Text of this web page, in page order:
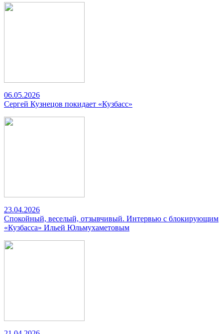
06.05.2026
Сергей Кузнецов покидает «Кузбасс»
23.04.2026
Спокойный, веселый, отзывчивый. Интервью с блокирующим
«Кузбасса» Ильей Юльмухаметовым